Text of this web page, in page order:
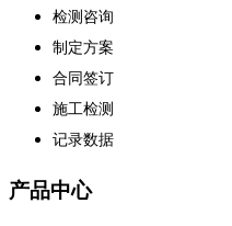
检测咨询
制定方案
合同签订
施工检测
记录数据
产品中心